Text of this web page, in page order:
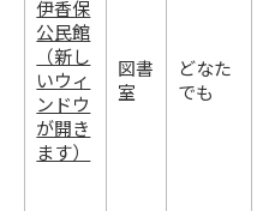
伊香保
公民館
（新し
いウィ
ンドウ
が開き
ます）
図書
室
どなた
でも